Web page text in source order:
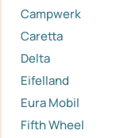
Campwerk
Caretta
Delta
Eifelland
Eura Mobil
Fifth Wheel